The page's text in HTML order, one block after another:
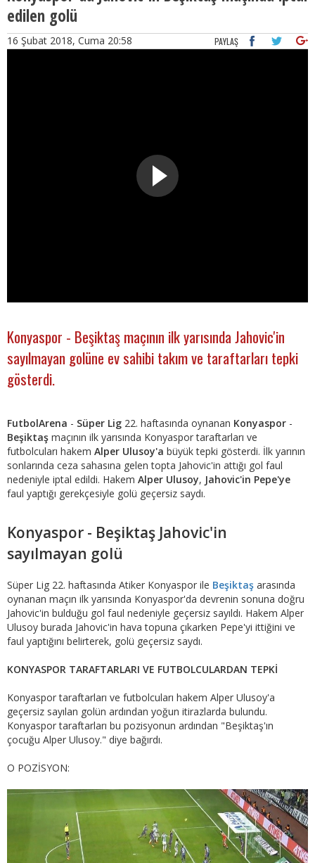
edilen golü
16 Şubat 2018, Cuma 20:58 PAYLAŞ
Konyaspor - Beşiktaş maçının ilk yarısında Jahovic'in
sayılmayan golüne ev sahibi takım ve taraftarları tepki
gösterdi.
FutbolArena - Süper Lig 22. haftasında oynanan Konyaspor -
Beşiktaş maçının ilk yarısında Konyaspor taraftarları ve
futbolcuları hakem Alper Ulusoy'a büyük tepki gösterdi. İlk yarının
sonlarında ceza sahasına gelen topta Jahovic'in attığı gol faul
nedeniyle iptal edildi. Hakem Alper Ulusoy, Jahovic'in Pepe'ye
faul yaptığı gerekçesiyle golü geçersiz saydı.
Konyaspor - Beşiktaş Jahovic'in
sayılmayan golü
Süper Lig 22. haftasında Atiker Konyaspor ile Beşiktaş arasında
oynanan maçın ilk yarısında Konyaspor'da devrenin sonuna doğru
Jahovic'in bulduğu gol faul nedeniyle geçersiz sayıldı. Hakem Alper
Ulusoy burada Jahovic'in hava topuna çıkarken Pepe'yi ittiğini ve
faul yaptığını belirterek, golü geçersiz saydı.
KONYASPOR TARAFTARLARI VE FUTBOLCULARDAN TEPKİ
Konyaspor taraftarları ve futbolcuları hakem Alper Ulusoy'a
geçersiz sayılan golün ardından yoğun itirazlarda bulundu.
Konyaspor taraftarları bu pozisyonun ardından "Beşiktaş'ın
çocuğu Alper Ulusoy." diye bağırdı.
O POZİSYON: